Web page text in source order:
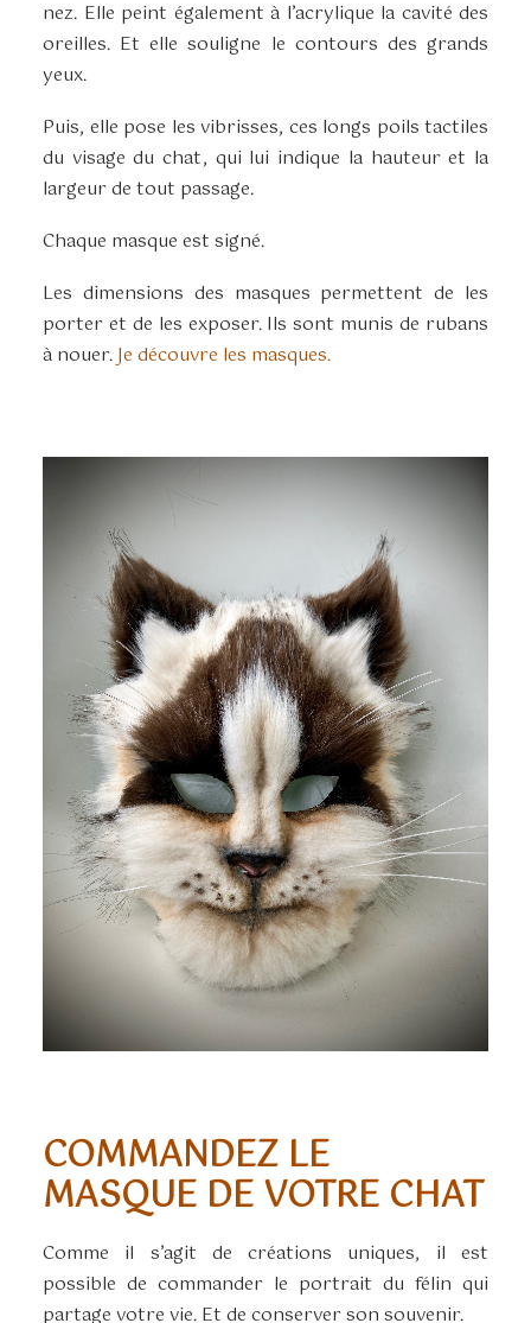
nez. Elle peint également à l’acrylique la cavité des
oreilles. Et elle souligne le contours des grands
yeux.
Puis, elle pose les vibrisses, ces longs poils tactiles
du visage du chat, qui lui indique la hauteur et la
largeur de tout passage.
Chaque masque est signé.
Les dimensions des masques permettent de les
porter et de les exposer. Ils sont munis de rubans
à nouer.Je découvre les masques.
COMMANDEZ LE
MASQUE DE VOTRE CHAT
Comme il s’agit de créations uniques, il est
possible de commander le portrait du félin qui
partage votre vie. Et de conserver son souvenir.